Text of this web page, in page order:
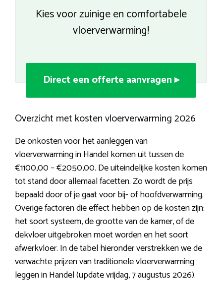
Kies voor zuinige en comfortabele
vloerverwarming!
Direct een offerte aanvragen ▸
Overzicht met kosten vloerverwarming 2026
De onkosten voor het aanleggen van
vloerverwarming in Handel komen uit tussen de
€1100,00 – €2050,00. De uiteindelijke kosten komen
tot stand door allemaal facetten. Zo wordt de prijs
bepaald door of je gaat voor bij- of hoofdverwarming.
Overige factoren die effect hebben op de kosten zijn:
het soort systeem, de grootte van de kamer, of de
dekvloer uitgebroken moet worden en het soort
afwerkvloer. In de tabel hieronder verstrekken we de
verwachte prijzen van traditionele vloerverwarming
leggen in Handel (update vrijdag, 7 augustus 2026).